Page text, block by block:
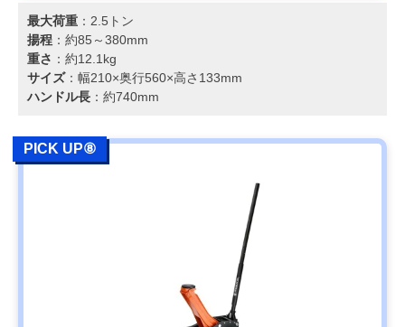
最大荷重 ：2.5トン
揚程 ：約85～380mm
重さ ：約12.1kg
サイズ：幅210×奥行560×高さ133mm
ハンドル長 ：約740mm
PICK UP⑧